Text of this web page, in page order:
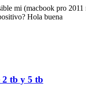
mi (macbook pro
Hola buena
2 tb y 5 tb